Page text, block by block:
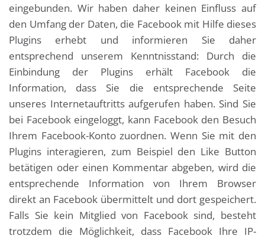
eingebunden. Wir haben daher keinen Einfluss auf
den Umfang der Daten, die Facebook mit Hilfe dieses
Plugins erhebt und informieren Sie daher
entsprechend unserem Kenntnisstand: Durch die
Einbindung der Plugins erhält Facebook die
Information, dass Sie die entsprechende Seite
unseres Internetauftritts aufgerufen haben. Sind Sie
bei Facebook eingeloggt, kann Facebook den Besuch
Ihrem Facebook-Konto zuordnen. Wenn Sie mit den
Plugins interagieren, zum Beispiel den Like Button
betätigen oder einen Kommentar abgeben, wird die
entsprechende Information von Ihrem Browser
direkt an Facebook übermittelt und dort gespeichert.
Falls Sie kein Mitglied von Facebook sind, besteht
trotzdem die Möglichkeit, dass Facebook Ihre IP-